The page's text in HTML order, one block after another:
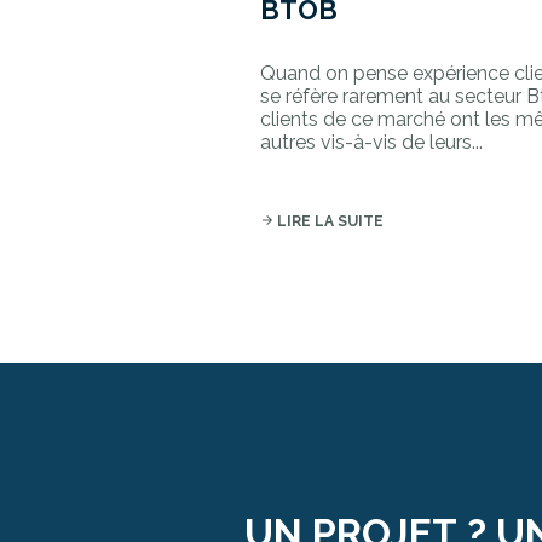
BTOB
Quand on pense expérience
se réfère rarement au secteur
clients de ce marché ont les
autres vis-à-vis de leurs...
arrow_forward LIRE LA SUITE